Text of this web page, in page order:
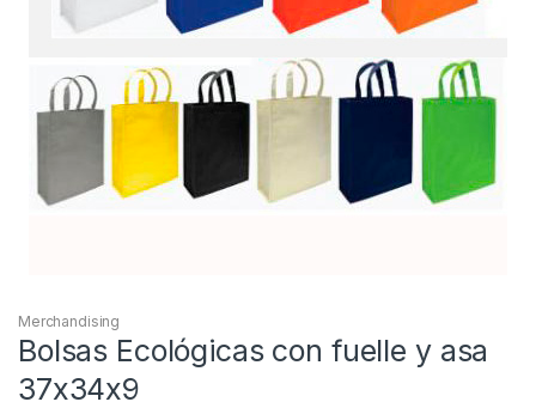
Merchandising
Bolsas Ecológicas con fuelle y asa
37x34x9